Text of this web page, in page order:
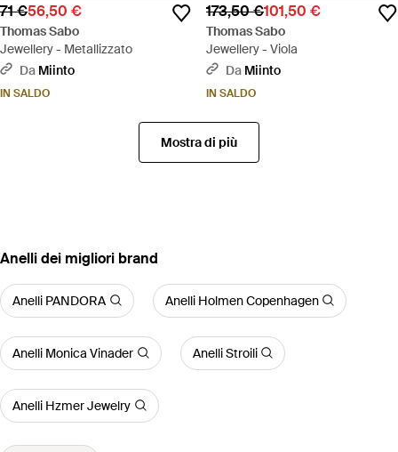
71 €56,50 €
Thomas Sabo
Jewellery - Metallizzato
Da Miinto
IN SALDO
173,50 €101,50 €
Thomas Sabo
Jewellery - Viola
Da Miinto
IN SALDO
Mostra di più
‪Anelli‬ dei migliori brand
Anelli PANDORA Anelli Holmen Copenhagen
Anelli Monica Vinader Anelli Stroili
Anelli Hzmer Jewelry